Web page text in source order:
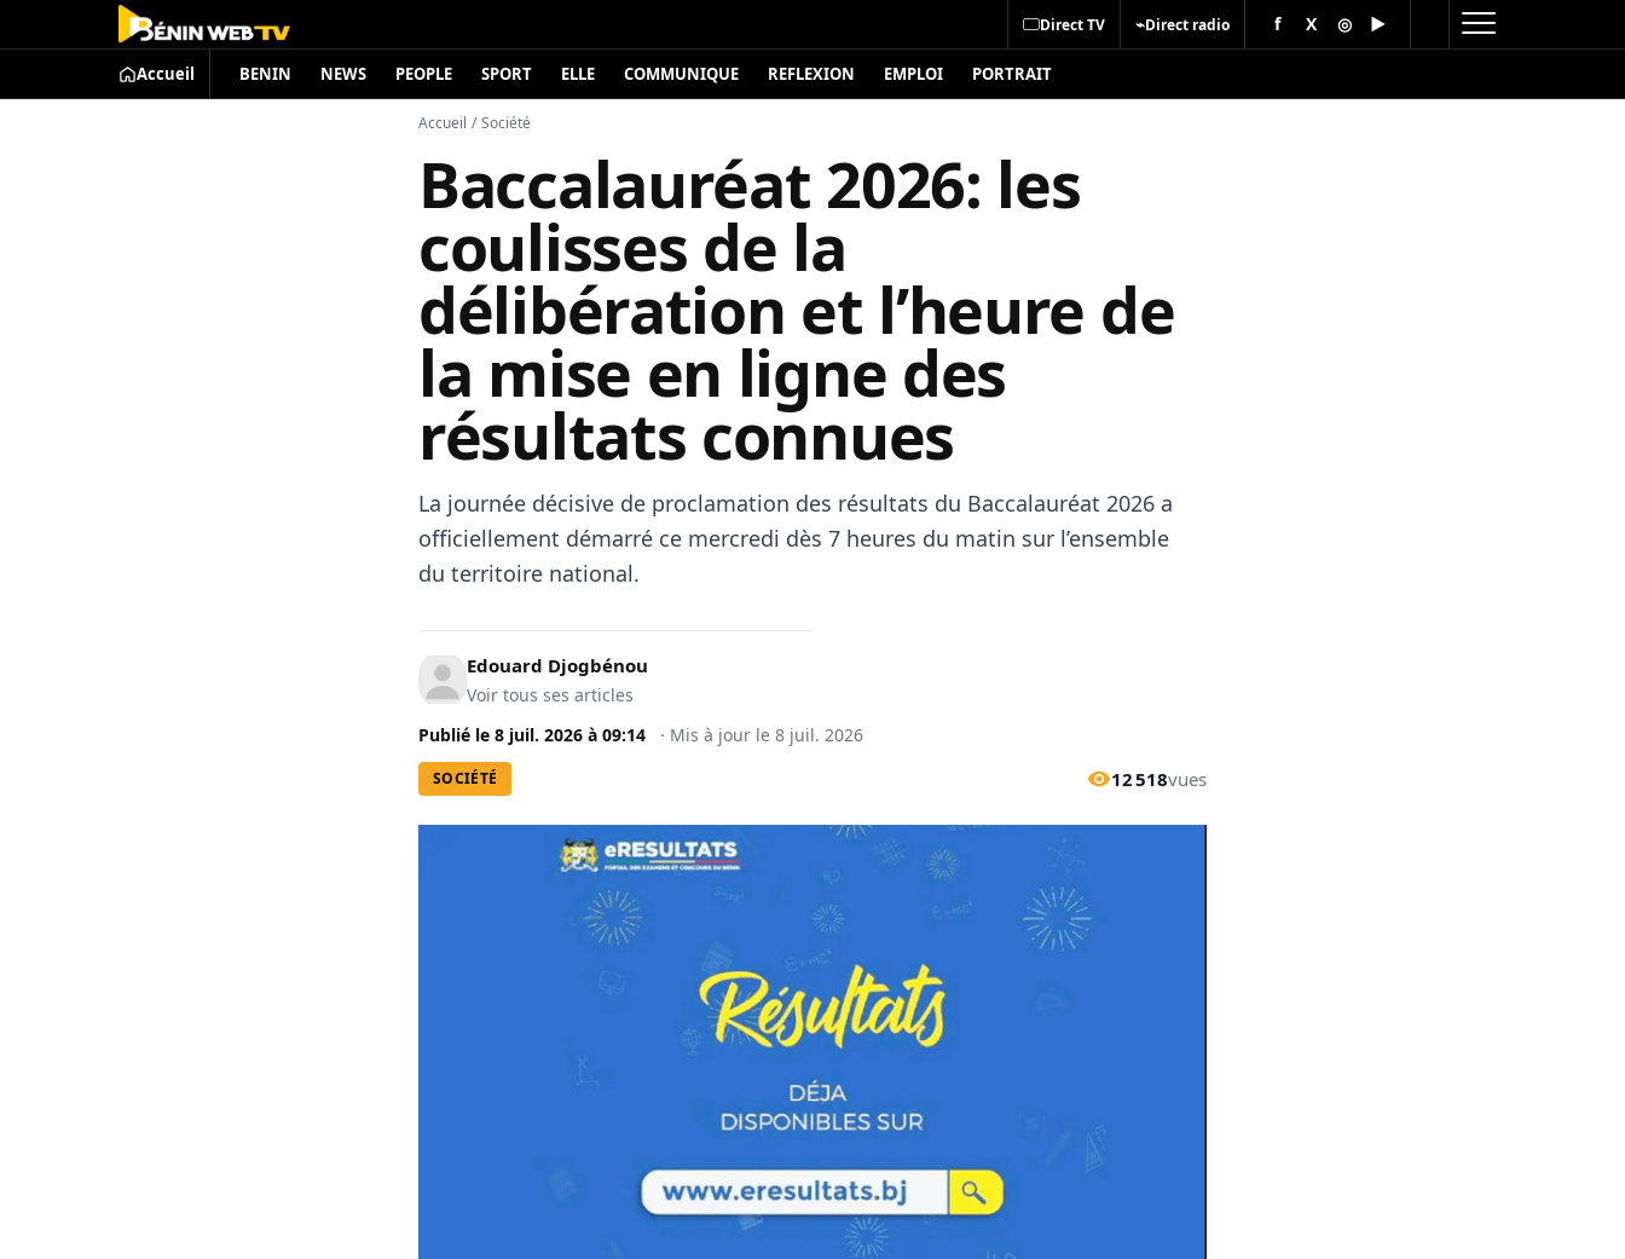
Direct TV ⌁Direct radio f X ◎ ▶
Accueil BENIN NEWS PEOPLE SPORT ELLE COMMUNIQUE REFLEXION EMPLOI PORTRAIT
Accueil / Société
Baccalauréat 2026: les
coulisses de la
délibération et l’heure de
la mise en ligne des
résultats connues
​La journée décisive de proclamation des résultats du Baccalauréat 2026 a
officiellement démarré ce mercredi dès 7 heures du matin sur l’ensemble
du territoire national.
Edouard Djogbénou
Voir tous ses articles
Publié le 8 juil. 2026 à 09:14 · Mis à jour le 8 juil. 2026
SOCIÉTÉ 12 518vues